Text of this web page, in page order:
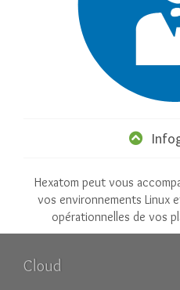
Hexatom peut vous
vos environnements Linux
opérationnelles de vos
Cloud